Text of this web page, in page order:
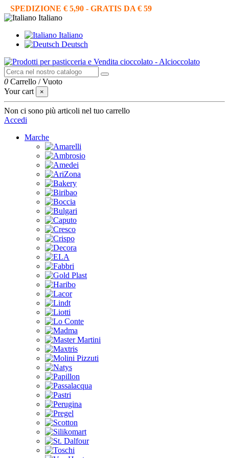
SPEDIZIONE € 5,90 - GRATIS DA € 59
Italiano
Italiano
Deutsch
0 Carrello /Vuoto
Your cart
×
Non ci sono più articoli nel tuo carrello
Accedi
Marche